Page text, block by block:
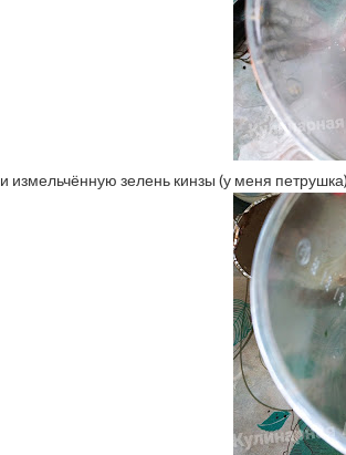
и измельчённую зелень кинзы (у меня